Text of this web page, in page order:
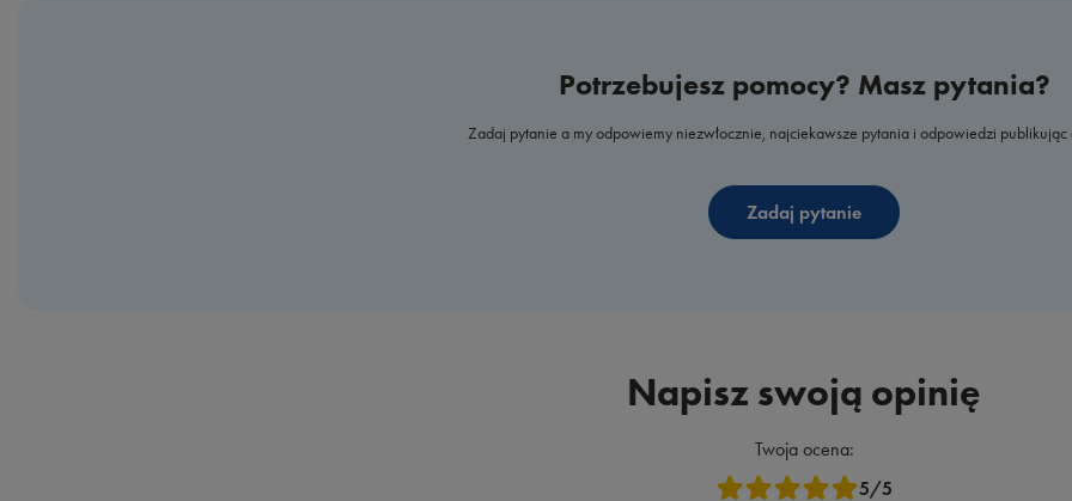
Potrzebujesz pomocy? Masz pytania?
Zadaj pytanie a my odpowiemy niezwłocznie, najciekawsze pytania i odpowiedzi publikując
Zadaj pytanie
Napisz swoją opinię
Twoja ocena:
5/5